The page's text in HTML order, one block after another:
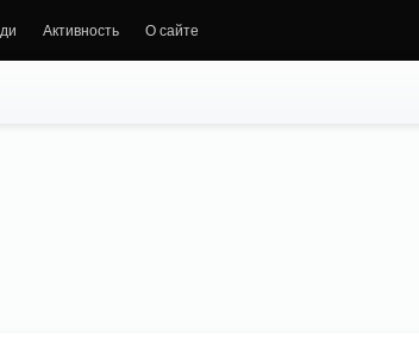
Активность О сайте